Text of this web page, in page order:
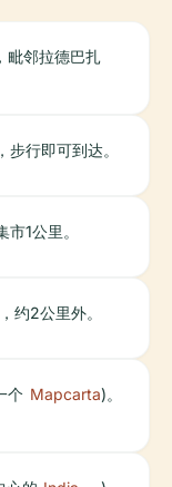
毗邻拉德巴扎
步行即可到达。
1公里。
约2公里外。
个 Mapcarta)。